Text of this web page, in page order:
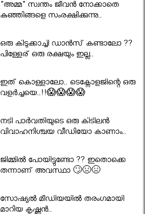
"അമ്മ" സ്വന്തം ജീവൻ നോക്കാതെ
കുഞ്ഞിങ്ങളെ സംരക്ഷിക്കുന്നു..
ഒരു കിടുക്കാച്ചി ഡാൻസ് കണ്ടാലോ ??
പിള്ളേര് ഒരു രക്ഷയും ഇല്ല..
ഇത് കൊള്ളാലോ.. ടെക്നോളജിന്റെ ഒരു
വളർച്ചയെ..!!😱😱😱😱
നടി പാർവതിയുടെ ഒരു കിടിലൻ
വിവാഹനിശ്ചയ വീഡിയോ കാണാം..
ജിമ്മിൽ പോയിട്ടുണ്ടോ ?? ഇതൊക്കെ
തന്നാണ് അവസ്ഥാ 🙄😣😣
സോഷ്യൽ മീഡിയയിൽ തരംഗമായി
മാറിയ കൃഷ്ണൻ..